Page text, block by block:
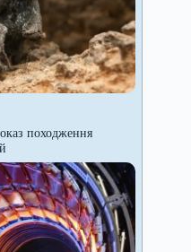
походження